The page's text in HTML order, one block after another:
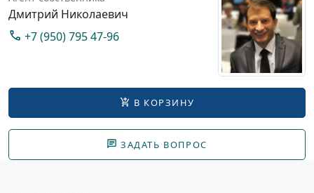
Дмитрий Николаевич
+7 (950) 795 47-96
В КОРЗИНУ
ЗАДАТЬ ВОПРОС